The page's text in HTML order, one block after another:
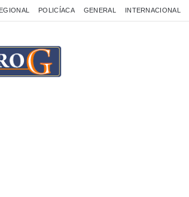
POLICÍACA GENERAL INTERNACIONAL